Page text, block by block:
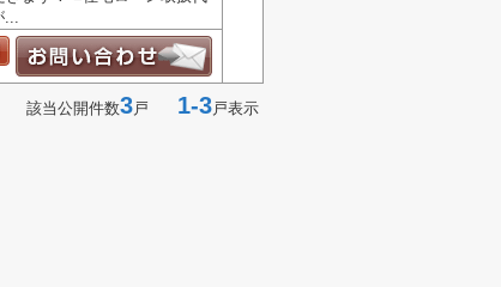
...
該当公開件数3戸 1-3戸表示